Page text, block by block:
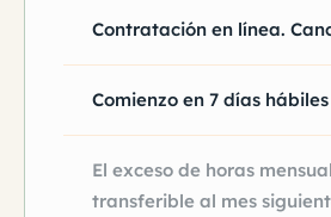
Contratación en línea.
Comienzo en 7 días hábiles
El exceso de horas
transferible al mes